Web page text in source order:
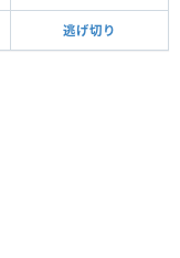
逃げ切り